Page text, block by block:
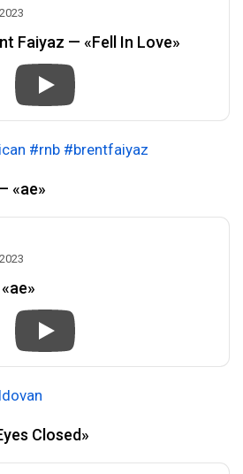
Faiyaz — «Fell In Love»
#rnb #brentfaiyaz
«ae»
Closed»